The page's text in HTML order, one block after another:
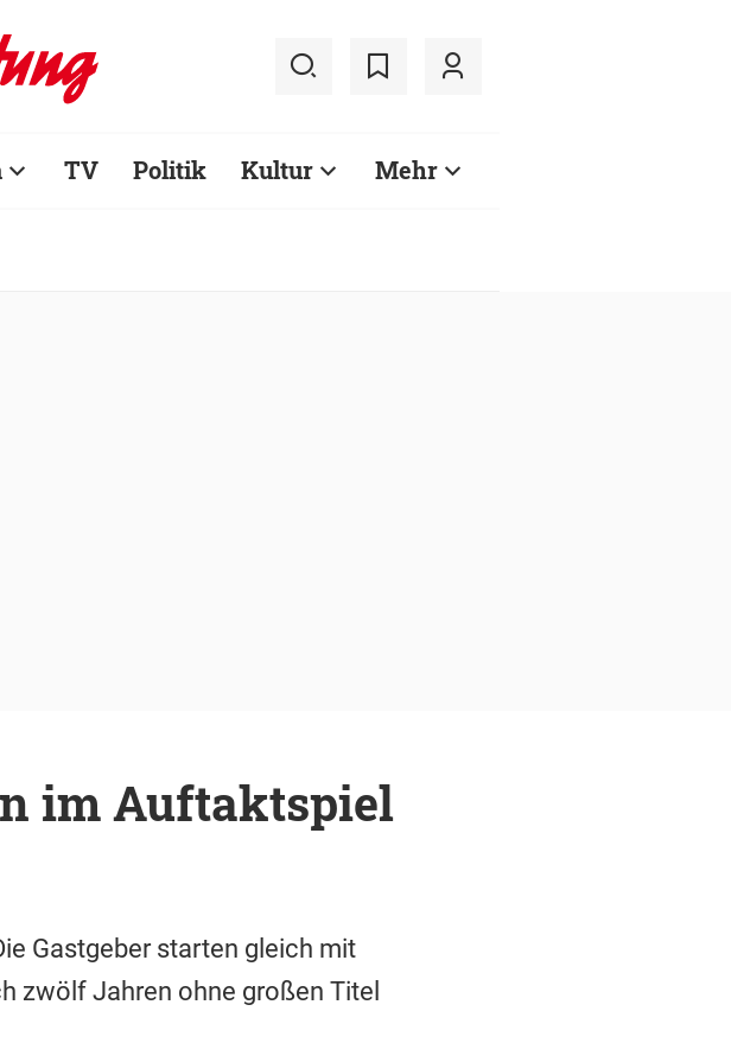
TV Politik Kultur Mehr
im Auftaktspiel
Gastgeber starten gleich mit
zwölf Jahren ohne großen Titel